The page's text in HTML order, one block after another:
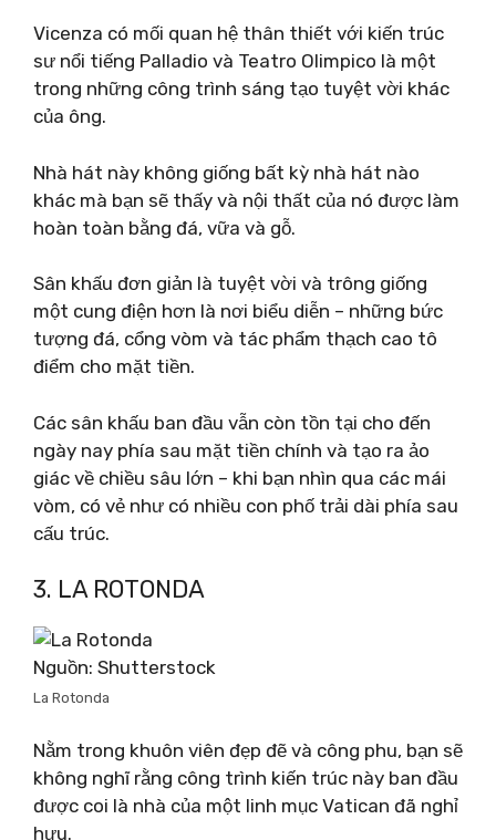
Vicenza có mối quan hệ thân thiết với kiến ​​trúc
sư nổi tiếng Palladio và Teatro Olimpico là một
trong những công trình sáng tạo tuyệt vời khác
của ông.
Nhà hát này không giống bất kỳ nhà hát nào
khác mà bạn sẽ thấy và nội thất của nó được làm
hoàn toàn bằng đá, vữa và gỗ.
Sân khấu đơn giản là tuyệt vời và trông giống
một cung điện hơn là nơi biểu diễn – những bức
tượng đá, cổng vòm và tác phẩm thạch cao tô
điểm cho mặt tiền.
Các sân khấu ban đầu vẫn còn tồn tại cho đến
ngày nay phía sau mặt tiền chính và tạo ra ảo
giác về chiều sâu lớn – khi bạn nhìn qua các mái
vòm, có vẻ như có nhiều con phố trải dài phía sau
cấu trúc.
3. LA ROTONDA
Nguồn: Shutterstock
La Rotonda
Nằm trong khuôn viên đẹp đẽ và công phu, bạn sẽ
không nghĩ rằng công trình kiến ​​trúc này ban đầu
được coi là nhà của một linh mục Vatican đã nghỉ
hưu.